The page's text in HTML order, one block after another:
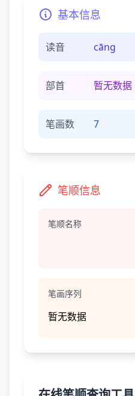
基本信息
读音 cānɡ
部首 暂无数据
笔画数 7
笔顺信息
笔顺名称
笔画序列
暂无数据